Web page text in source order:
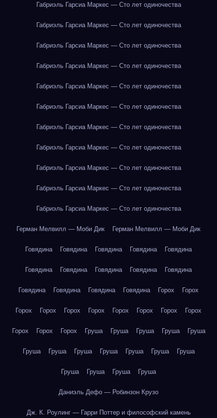
Габриэль Гарсиа Маркес — Сто лет одиночества
Габриэль Гарсиа Маркес — Сто лет одиночества
Габриэль Гарсиа Маркес — Сто лет одиночества
Габриэль Гарсиа Маркес — Сто лет одиночества
Габриэль Гарсиа Маркес — Сто лет одиночества
Габриэль Гарсиа Маркес — Сто лет одиночества
Габриэль Гарсиа Маркес — Сто лет одиночества
Габриэль Гарсиа Маркес — Сто лет одиночества
Габриэль Гарсиа Маркес — Сто лет одиночества
Габриэль Гарсиа Маркес — Сто лет одиночества
Габриэль Гарсиа Маркес — Сто лет одиночества
Герман Мелвилл — Моби Дик Герман Мелвилл — Моби Дик
Говядина Говядина Говядина Говядина Говядина
Говядина Говядина Говядина Говядина Говядина
Говядина Говядина Говядина Говядина Горох Горох
Горох Горох Горох Горох Горох Горох Горох Горох
Горох Горох Горох Груша Груша Груша Груша Груша
Груша Груша Груша Груша Груша Груша Груша
Груша Груша Груша Груша
Даниэль Дефо — Робинзон Крузо
Дж. К. Роулинг — Гарри Поттер и философский камень